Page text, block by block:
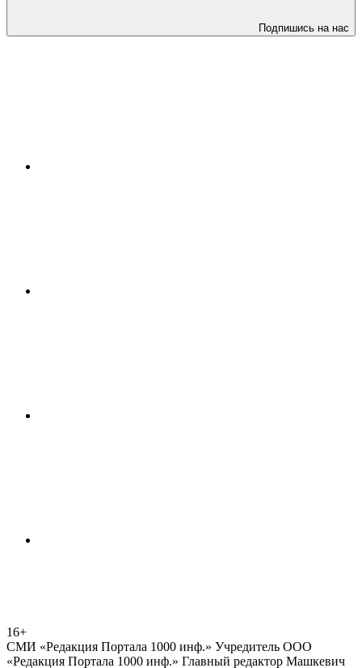
Подпишись на нас
16+
СМИ «Редакция Портала 1000 инф.» Учредитель ООО
«Редакция Портала 1000 инф.» Главный редактор Машкевич